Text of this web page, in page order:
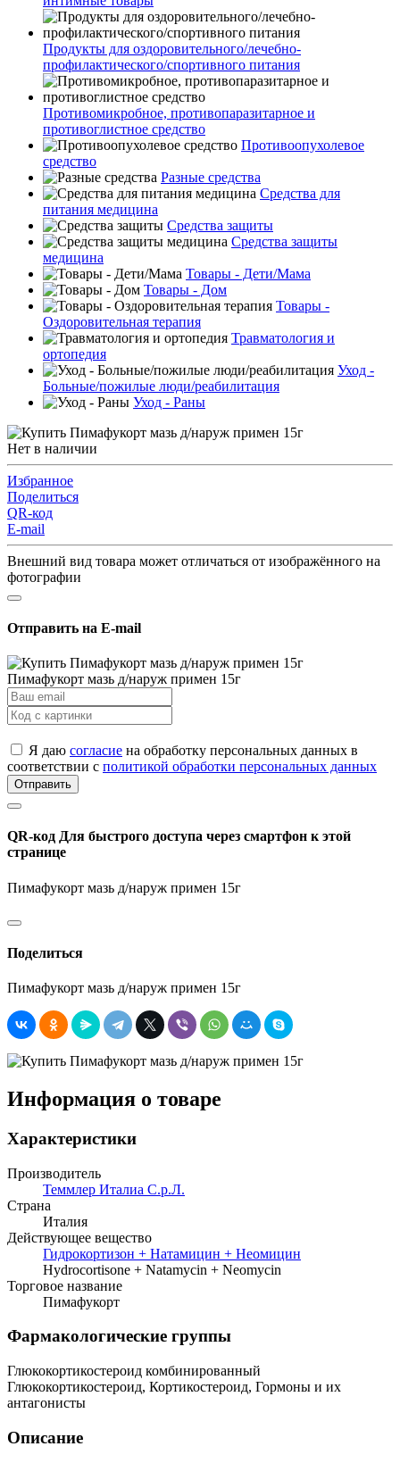
Продукты для оздоровительного/лечебно-
профилактического/спортивного питания
Противомикробное, противопаразитарное и
противоглистное средство
Противоопухолевое
средство
Разные средства
Средства для
питания медицина
Средства защиты
Средства защиты
медицина
Товары - Дети/Мама
Товары - Дом
Товары -
Оздоровительная терапия
Травматология и
ортопедия
Уход -
Больные/пожилые люди/реабилитация
Уход - Раны
Нет в наличии
Избранное
Поделиться
QR-код
E-mail
Внешний вид товара может отличаться от изображённого на
фотографии
Отправить на E-mail
Пимафукорт мазь д/наруж примен 15г
Я даю согласие на обработку персональных данных в
соответствии с политикой обработки персональных данных
Отправить
QR-код Для быстрого доступа через смартфон к этой
странице
Пимафукорт мазь д/наруж примен 15г
Поделиться
Пимафукорт мазь д/наруж примен 15г
Информация о товаре
Характеристики
Производитель
Теммлер Италиа С.р.Л.
Страна
Италия
Действующее вещество
Гидрокортизон + Натамицин + Неомицин
Hydrocortisone + Natamycin + Neomycin
Торговое название
Пимафукорт
Фармакологические группы
Глюкокортикостероид комбинированный
Глюкокортикостероид, Кортикостероид, Гормоны и их
антагонисты
Описание